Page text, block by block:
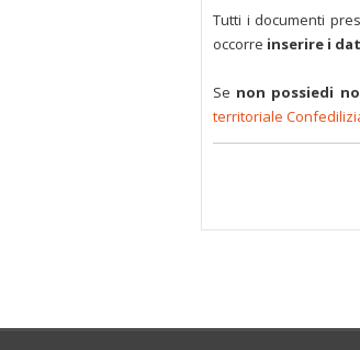
Tutti i documenti
occorre inserire i
Se non possiedi
territoriale